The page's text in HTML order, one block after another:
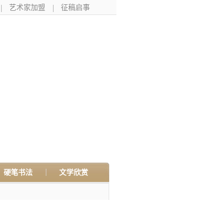
艺术家加盟 征稿启事
硬笔书法 文学欣赏